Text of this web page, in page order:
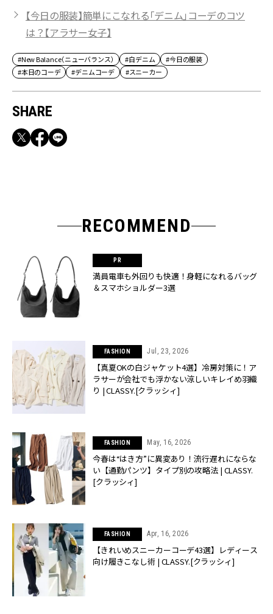
【今日の服装】簡単にこなれる「デニム」コーデのコツ
は？【アラサー女子】
#New Balance（ニューバランス） #白デニム
#今日の服装
#本日のコーデ
#デニムコーデ #スニーカー
SHARE
RECOMMEND
満員電車も外回りも快適！身軽になれるバッグ
＆スマホショルダー3選
FASHION Jul, 23, 2026
【真夏OKの白ジャケット4選】冷房対策に！ア
ラサーが会社でも浮かない涼しいキレイめ羽織
り | CLASSY.[クラッシィ]
FASHION May, 16, 2026
今春は“はき方”に異変あり！流行遅れにならな
い【通勤パンツ】タイプ別の攻略法 | CLASSY.
[クラッシィ]
FASHION Apr, 16, 2026
【きれいめスニーカーコーデ43選】レディース
向け履きこなし術 | CLASSY.[クラッシィ]